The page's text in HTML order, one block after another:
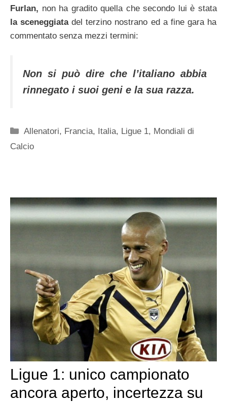
Furlan, non ha gradito quella che secondo lui è stata
la sceneggiatadel terzino nostrano ed a fine gara ha
commentato senza mezzi termini:
Non si può dire che l’italiano abbia
rinnegato i suoi geni e la sua razza.
Categorie
Allenatori, Francia, Italia, Ligue 1, Mondiali di
Calcio
Ligue 1: unico campionato
ancora aperto, incertezza su